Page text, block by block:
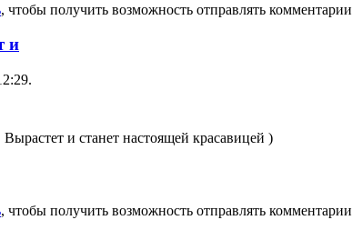
, чтобы получить возможность отправлять комментарии
и
и станет настоящей красавицей )
, чтобы получить возможность отправлять комментарии